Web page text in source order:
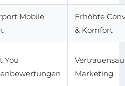
Mobile
Erhöhte
& Komfort
You
Marketing